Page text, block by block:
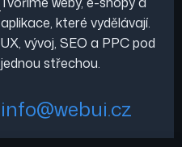
aplikace, které vydělávají.
UX, vývoj, SEO a PPC pod
jednou střechou.
info@webui.cz